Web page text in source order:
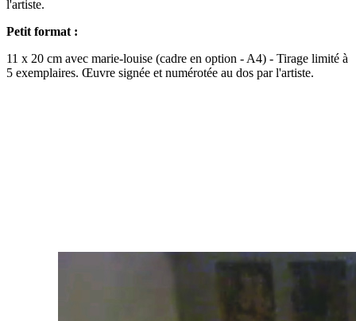
l'artiste.
Petit format :
11 x 20 cm avec marie-louise (cadre en option - A4) - Tirage limité à
5 exemplaires. Œuvre signée et numérotée au dos par l'artiste.